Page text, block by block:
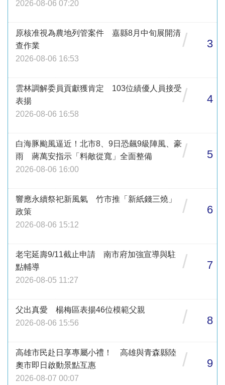
2026-08-06 07:20
原核准視為農地列管案件 嘉縣8月中旬展開清
查作業
2026-08-06 16:53
/ 3
雲林調解委員貢獻獲肯定 103位績優人員接受
表揚
2026-08-06 16:58
/ 4
白海豚颱風逼近！北市8、9日恐飆9級陣風、豪
雨 蔣萬安指示「料敵從寬」全面整備
2026-08-06 16:00
/ 5
響應永續祭祀新風氣 竹市推「新紙錢三燒」
政策
2026-08-06 15:12
/ 6
老宅延壽9/11截止申請 南市府加強宣導與駐
點輔導
2026-08-05 11:27
/ 7
父出真愛 楊梅區表揚46位模範父親
2026-08-06 15:56
/ 8
高雄市民赴日享專屬小禮！ 高雄與青森縣陸
奧市即日啟動景點互惠
2026-08-07 00:07
/ 9